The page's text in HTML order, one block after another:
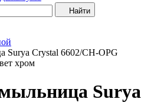
Найти
Surya Crystal 6602/CH-OPG
хром
Surya